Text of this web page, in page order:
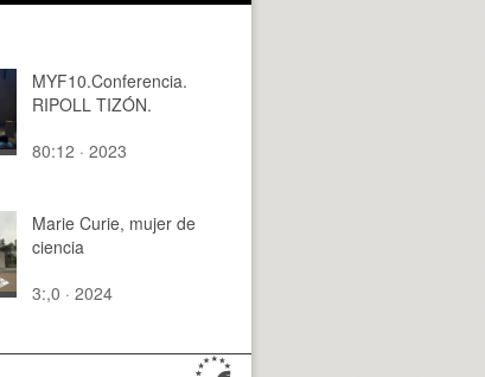
MYF10.Conferencia.
RIPOLL TIZÓN.
80:12 · 2023
Marie Curie, mujer de
ciencia
3:,0 · 2024